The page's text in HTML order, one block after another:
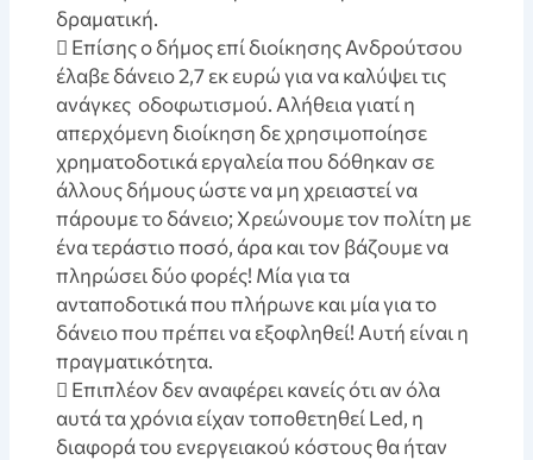
δραματική.
 Επίσης ο δήμος επί διοίκησης Ανδρούτσου
έλαβε δάνειο 2,7 εκ ευρώ για να καλύψει τις
ανάγκες οδοφωτισμού. Αλήθεια γιατί η
απερχόμενη διοίκηση δε χρησιμοποίησε
χρηματοδοτικά εργαλεία που δόθηκαν σε
άλλους δήμους ώστε να μη χρειαστεί να
πάρουμε το δάνειο; Χρεώνουμε τον πολίτη με
ένα τεράστιο ποσό, άρα και τον βάζουμε να
πληρώσει δύο φορές! Μία για τα
ανταποδοτικά που πλήρωνε και μία για το
δάνειο που πρέπει να εξοφληθεί! Αυτή είναι η
πραγματικότητα.
 Επιπλέον δεν αναφέρει κανείς ότι αν όλα
αυτά τα χρόνια είχαν τοποθετηθεί Led, η
διαφορά του ενεργειακού κόστους θα ήταν